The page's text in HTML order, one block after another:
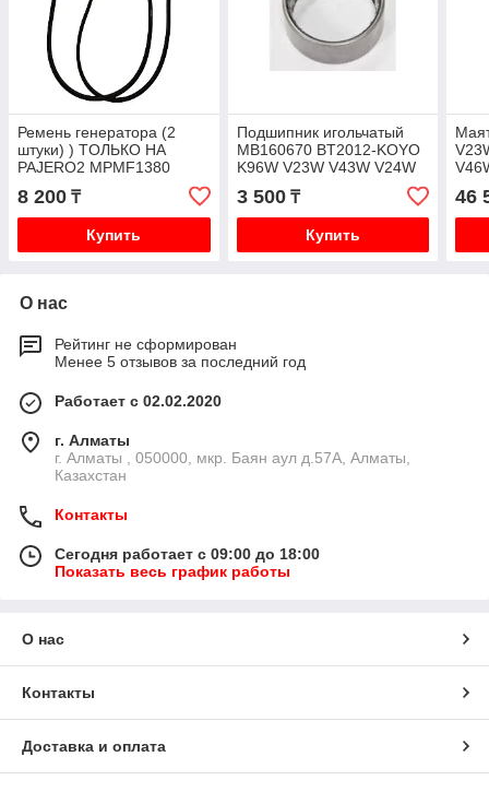
Ремень генератора (2
штуки) ) ТOЛЬКО НА
PAJERO2 MPMF1380
MITSUBOSHI MH014050
V26W V46W
8 200 ₸
Купить
Подшипник игольчатый
MB160670 BT2012-KOYO
K96W V23W V43W V24W
V44W V26W V46W PD8W
3 500₸
Купить
46
О нас
Рейтинг не сформирован
Менее 5 отзывов за последний год
Работает с 02.02.2020
г. Алматы
г. Алматы , 050000, мкр. Баян аул д.57А, Алматы,
Казахстан
Контакты
Сегодня работает с 09:00 до 18:00
Показать весь график работы
О нас
Контакты
Доставка и оплата